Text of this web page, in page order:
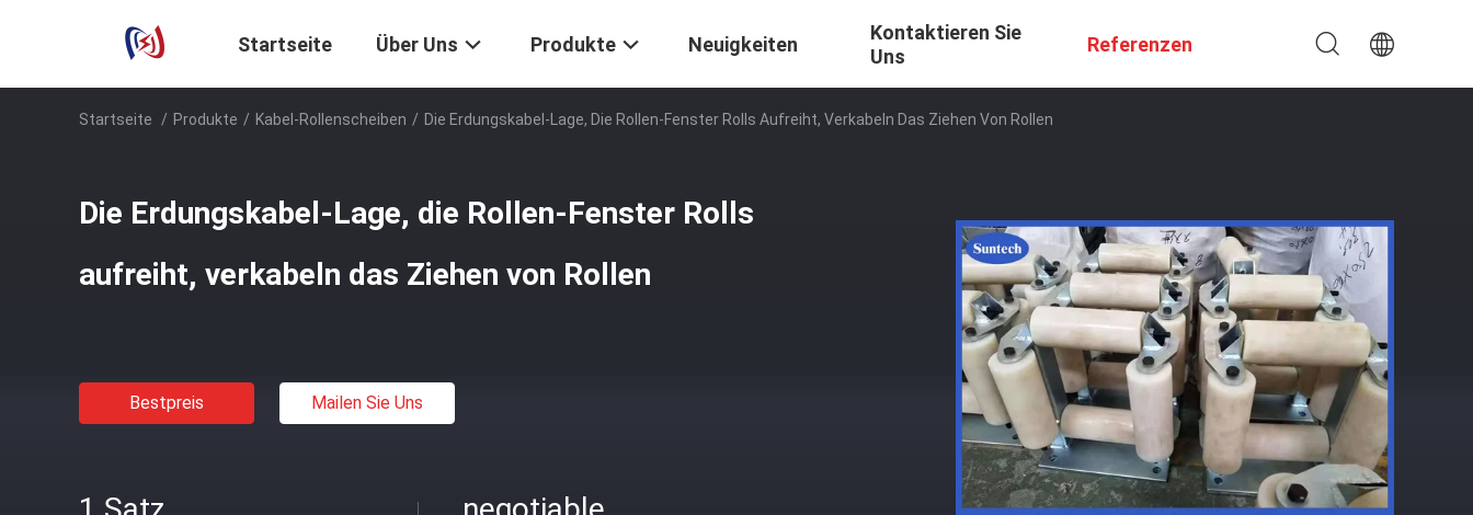
Startseite Über Uns Produkte Neuigkeiten
Kontaktieren Sie
Uns
Referenzen
Startseite / Produkte / Kabel-Rollenscheiben / Die Erdungskabel-Lage, Die Rollen-Fenster Rolls Aufreiht, Verkabeln Das Ziehen Von Rollen
Die Erdungskabel-Lage, die Rollen-Fenster Rolls
aufreiht, verkabeln das Ziehen von Rollen
Bestpreis Mailen Sie Uns